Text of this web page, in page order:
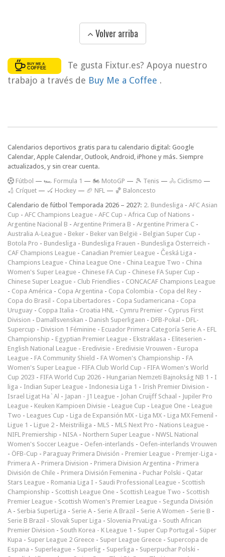
Volver arriba
Te gusta Fixtur.es? Apoya nuestro
trabajo a través de Buy Me a Coffee .
Calendarios deportivos gratis para tu calendario digital: Google
Calendar, Apple Calendar, Outlook, Android, iPhone y más. Siempre
actualizados, y sin crear cuenta.
Fútbol — 🏎️ Formula 1 — 🏍 MotoGP — 🎾 Tenis — 🚴 Ciclismo —
🏏 Críquet — 🏑 Hockey — 🏈 NFL — 🏀 Baloncesto
Calendario de fútbol Temporada 2026 – 2027: 2. Bundesliga - AFC Asian
Cup - AFC Champions League - AFC Cup - Africa Cup of Nations -
Argentine Nacional B - Argentine Primera B - Argentine Primera C -
Australia A-League - Beker - Beker van België - Belgian Super Cup -
Botola Pro - Bundesliga - Bundesliga Frauen - Bundesliga Österreich -
CAF Champions League - Canadian Premier League - Česká Liga -
Champions League - China League One - China League Two - China
Women's Super League - Chinese FA Cup - Chinese FA Super Cup -
Chinese Super League - Club Friendlies - CONCACAF Champions League
- Copa América - Copa Argentina - Copa Colombia - Copa del Rey -
Copa do Brasil - Copa Libertadores - Copa Sudamericana - Copa
Uruguay - Coppa Italia - Croatia HNL - Cymru Premier - Cyprus First
Division - Damallsvenskan - Danish Superligaen - DFB-Pokal - DFL-
Supercup - Division 1 Féminine - Ecuador Primera Categoría Serie A - EFL
Championship - Egyptian Premier League - Ekstraklasa - Eliteserien -
English National League - Eredivisie - Eredivisie Vrouwen - Europa
League - FA Community Shield - FA Women's Championship - FA
Women's Super League - FIFA Club World Cup - FIFA Women's World
Cup 2023 - FIFA World Cup 2026 - Hungarian Nemzeti Bajnokság NB 1 - I
liga - Indian Super League - Indonesia Liga 1 - Irish Premier Division -
Israel Ligat Ha`Al - Japan - J1 League - Johan Cruijff Schaal - Jupiler Pro
League - Keuken Kampioen Divisie - League Cup - League One - League
Two - Leagues Cup - Liga de Expansión MX - Liga MX - Liga MX Femenil -
Ligue 1 - Ligue 2 - Meistriliiga - MLS - MLS Next Pro - Nations League -
NIFL Premiership - NISA - Northern Super League - NWSL National
Women's Soccer League - Oefen-interlands - Oefen-interlands Vrouwen
- ÖFB-Cup - Paraguay Primera División - Premier League - Premjer-Liga -
Primera A - Primera Division - Primera Division Argentina - Primera
División de Chile - Primera División Femenina - Puchar Polski - Qatar
Stars League - Romania Liga I - Saudi Professional League - Scottish
Championship - Scottish League One - Scottish League Two - Scottish
Premier League - Scottish Women's Premier League - Segunda División
A - Serbia SuperLiga - Serie A - Serie A Brazil - Serie A Women - Serie B -
Serie B Brazil - Slovak Super Liga - Slovenia PrvaLiga - South African
Premier Division - South Korea - K League 1 - Super Cup Portugal - Süper
Kupa - Super League 2 Greece - Super League Greece - Supercopa de
Espana - Superleague - Superlig - Superliga - Superpuchar Polski -